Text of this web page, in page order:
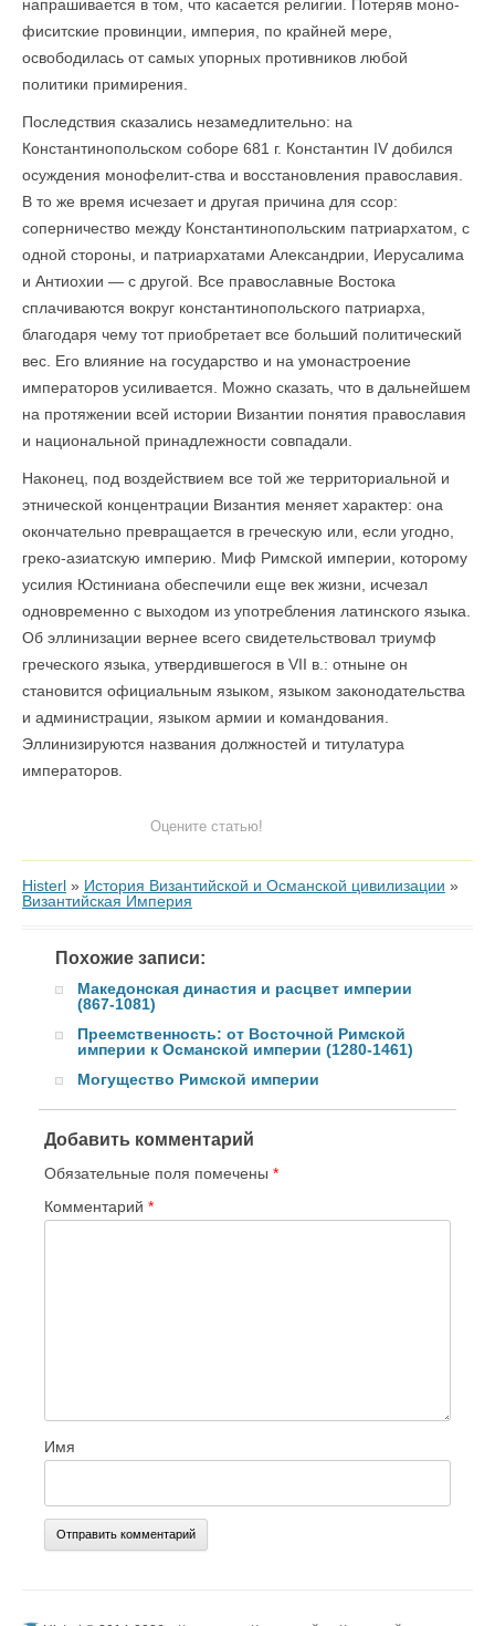
напрашивается в том, что касается религии. Потеряв моно-
фиситские провинции, империя, по крайней мере,
освободилась от самых упорных противников любой
политики примирения.
Последствия сказались незамедлительно: на
Константинопольском соборе 681 г. Константин IV добился
осуждения монофелит-ства и восстановления православия.
В то же время исчезает и другая причина для ссор:
соперничество между Константинопольским патриархатом, с
одной стороны, и патриархатами Александрии, Иерусалима
и Антиохии — с другой. Все православные Востока
сплачиваются вокруг константинопольского патриарха,
благодаря чему тот приобретает все больший политический
вес. Его влияние на государство и на умонастроение
императоров усиливается. Можно сказать, что в дальнейшем
на протяжении всей истории Византии понятия православия
и национальной принадлежности совпадали.
Наконец, под воздействием все той же территориальной и
этнической концентрации Византия меняет характер: она
окончательно превращается в греческую или, если угодно,
греко-азиатскую империю. Миф Римской империи, которому
усилия Юстиниана обеспечили еще век жизни, исчезал
одновременно с выходом из употребления латинского языка.
Об эллинизации вернее всего свидетельствовал триумф
греческого языка, утвердившегося в VII в.: отныне он
становится официальным языком, языком законодательства
и администрации, языком армии и командования.
Эллинизируются названия должностей и титулатура
императоров.
Оцените статью!
Histerl » История Византийской и Османской цивилизации »
Византийская Империя
Похожие записи:
Македонская династия и расцвет империи
(867-1081)
Преемственность: от Восточной Римской
империи к Османской империи (1280-1461)
Могущество Римской империи
Добавить комментарий
Обязательные поля помечены *
Комментарий *
Имя